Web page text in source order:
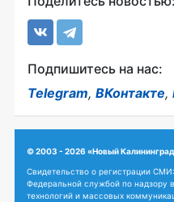
Подпишитесь на нас:
Telegram, ВКонтакте,
© 2003 - 2026 «Новый
Свидетельство о регистрации
Федеральной службой по надзору
технологий и массовых